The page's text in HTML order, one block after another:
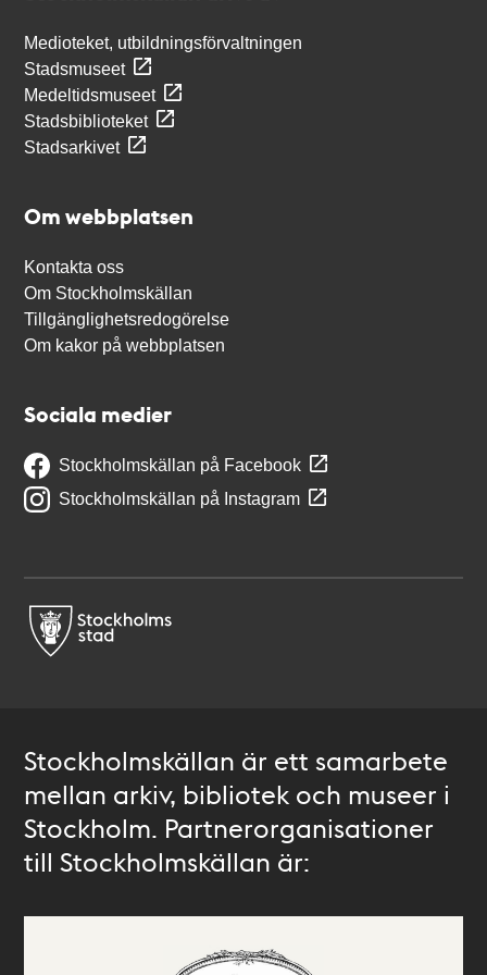
Medioteket, utbildningsförvaltningen
Stadsmuseet
Medeltidsmuseet
Stadsbiblioteket
Stadsarkivet
Om webbplatsen
Kontakta oss
Om Stockholmskällan
Tillgänglighetsredogörelse
Om kakor på webbplatsen
Sociala medier
Stockholmskällan på Facebook
Stockholmskällan på Instagram
Stockholmskällan är ett samarbete
mellan arkiv, bibliotek och museer i
Stockholm. Partnerorganisationer
till Stockholmskällan är: